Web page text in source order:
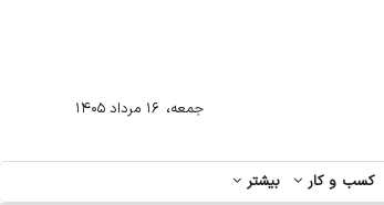
کسب و کار بیشتر
جمعه، ۱۶ مرداد ۱۴۰۵